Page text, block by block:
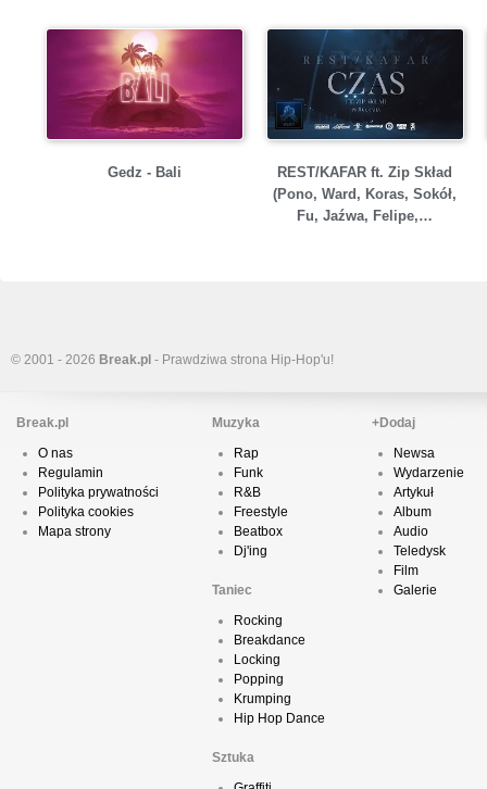
Gedz - Bali
REST/KAFAR ft. Zip Skład
(Pono, Ward, Koras, Sokół,
Fu, Jaźwa, Felipe,…
© 2001 - 2026 Break.pl - Prawdziwa strona Hip-Hop'u!
Break.pl
O nas
Regulamin
Polityka prywatności
Polityka cookies
Mapa strony
Muzyka
Rap
Funk
R&B
Freestyle
Beatbox
Dj'ing
Taniec
Rocking
Breakdance
Locking
Popping
Krumping
Hip Hop Dance
Sztuka
+Dodaj
Newsa
Wydarzenie
Artykuł
Album
Audio
Teledysk
Film
Galerie